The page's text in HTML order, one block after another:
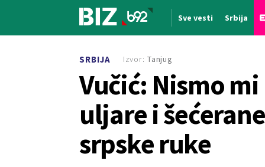
Sve vesti Srbija
SRBIJA
Vučić: Nismo
uljare i
srpske ruke
Izvor: Tanjug